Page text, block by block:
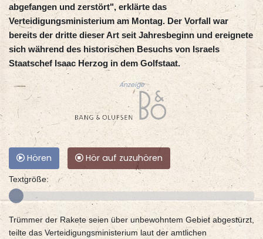
abgefangen und zerstört", erklärte das
Verteidigungsministerium am Montag. Der Vorfall war
bereits der dritte dieser Art seit Jahresbeginn und ereignete
sich während des historischen Besuchs von Israels
Staatschef Isaac Herzog in dem Golfstaat.
Anzeige
Hören Hör auf zuzuhören
Textgröße:
Trümmer der Rakete seien über unbewohntem Gebiet abgestürzt,
teilte das Verteidigungsministerium laut der amtlichen